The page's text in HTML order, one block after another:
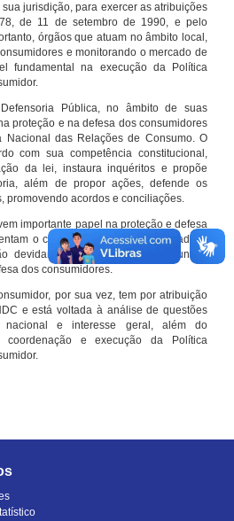
jurisdição, para exercer as atribuições
de 11 de setembro de 1990, e pelo
órgãos que atuam no âmbito local,
e monitorando o mercado de
fundamental na execução da Política
Pública, no âmbito de suas
proteção e na defesa dos consumidores
Nacional das Relações de Consumo. O
com sua competência constitucional,
da lei, instaura inquéritos e propõe
além de propor ações, defende os
promovendo acordos e conciliações.
importante papel na proteção e defesa
o conjunto organizado de cidadãos
devidamente registrada e com função
dos consumidores.
por sua vez, tem por atribuição
e está voltada à análise de questões
nacional e interesse geral, além do
coordenação e execução da Política